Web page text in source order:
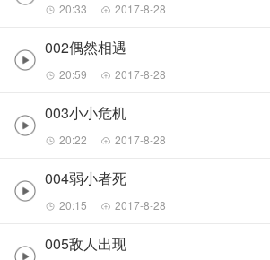
20:33 2017-8-28
002偶然相遇
20:59 2017-8-28
003小小危机
20:22 2017-8-28
004弱小者死
20:15 2017-8-28
005敌人出现